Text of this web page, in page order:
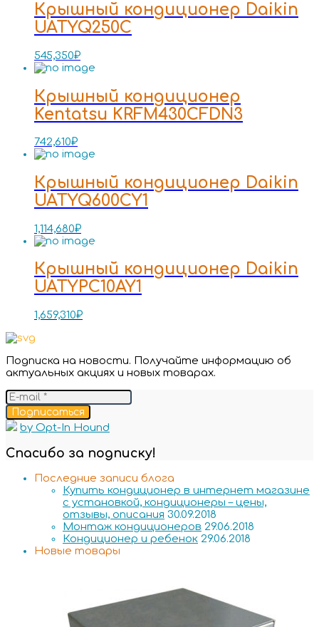
Крышный кондиционер Daikin
UATYQ250C
545,350₽
Крышный кондиционер
Kentatsu KRFM430CFDN3
742,610₽
Крышный кондиционер Daikin
UATYQ600CY1
1,114,680₽
Крышный кондиционер Daikin
UATYPC10AY1
1,659,310₽
Подписка на новости. Получайте информацию об
актуальных акциях и новых товарах.
Подписаться
by Opt-In Hound
Спасибо за подписку!
Последние записи блога
Купить кондиционер в интернет магазине
с установкой, кондиционеры – цены,
отзывы, описания 30.09.2018
Монтаж кондиционеров 29.06.2018
Кондиционер и ребенок 29.06.2018
Новые товары